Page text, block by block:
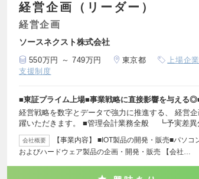
経営企画（リーダー）
経営企画
ソースネクスト株式会社
550万円 ～ 749万円 東京都 上場企業
支援制度
■東証プライム上場■事業戦略に直接影響を与える
経営戦略を数字とデータで強力に推進する、 経営
躍いただきます。 ■管理会計業務全般 ┗予実差異
会社概要
【事業内容】 ■IOT製品の開発・販売■パソ
およびハードウェア製品の企画・開発・販売 【会社…